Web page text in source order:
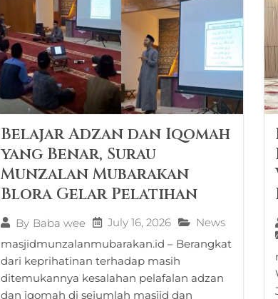
Belajar Adzan dan Iqomah
yang Benar, Surau
Munzalan Mubarakan
Blora Gelar Pelatihan
By Baba wee July 16, 2026
News
masjidmunzalanmubarakan.id – Berangkat
dari keprihatinan terhadap masih
ditemukannya kesalahan pelafalan adzan
dan iqomah di sejumlah masjid dan